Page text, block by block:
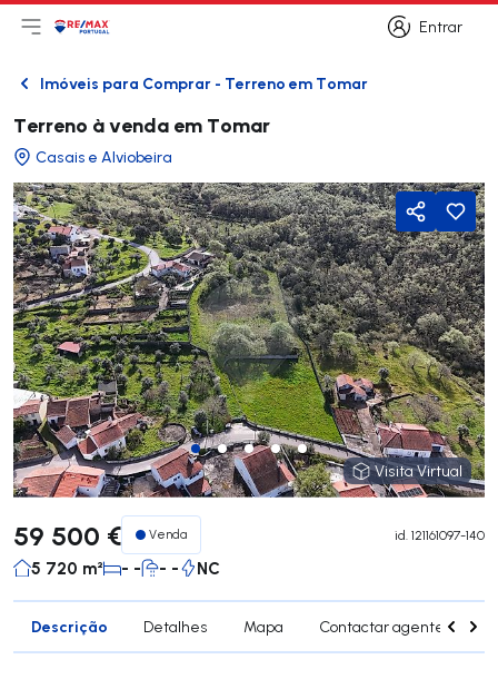
Entrar
Entrar
Abri menu principal
LogoIr para página inicial
VoltarImóveis para Comprar - Terreno em Tomar
Terreno à venda em Tomar
Casais e Alviobeira
Visita Virtual
Visita Virtual
Partilhar
59 500 € Venda id. 121161097-140
5 720 m² - - - - NC
Descrição Detalhes Mapa Contactar agente